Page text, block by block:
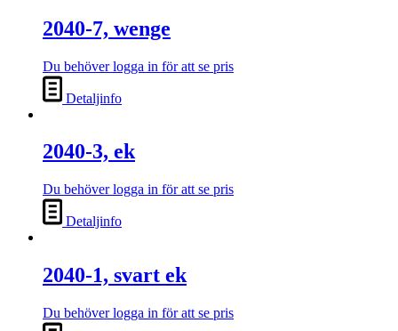
2040-7, wenge
Du behöver logga in för att se pris
Detaljinfo
2040-3, ek
Du behöver logga in för att se pris
Detaljinfo
2040-1, svart ek
Du behöver logga in för att se pris